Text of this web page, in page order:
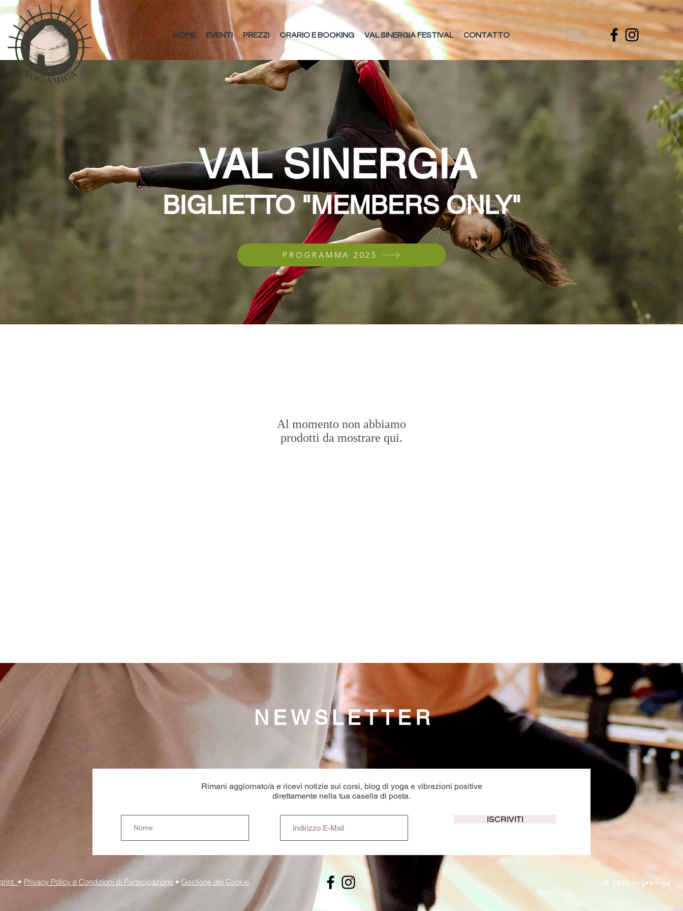
HOME EVENTI PREZZI ORARIO E BOOKING VAL SINERGIA FESTIVAL CONTATTO
VAL SINERGIA
BIGLIETTO "MEMBERS ONLY"
PROGRAMMA 2025
Al momento non abbiamo
prodotti da mostrare qui.
NEWSLETTER
Rimani aggiornato/a e ricevi notizie sui corsi, blog di yoga e vibrazioni positive
direttamente nella tua casella di posta.
ISCRIVITI
• Privacy Policy e Condizioni di Partecipazione • Gestione dei Cookie ​© 2020 yog•a miga